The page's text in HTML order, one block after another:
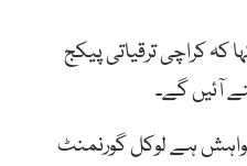
کہ کراچی ترقیاتی پیکج
ہے لوکل گورنمنٹ